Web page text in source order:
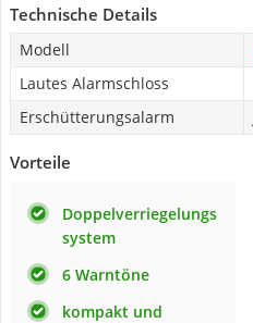
Technische Details
Modell
Lautes Alarmschloss
Erschütterungsalarm
Vorteile
Doppelverriegelungs
system
6 Warntöne
kompakt und